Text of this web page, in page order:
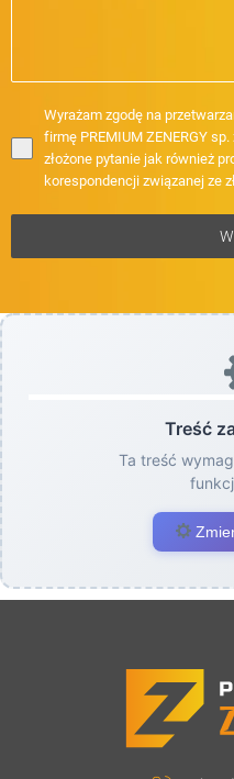
Wyrażam zgodę na
firmę PREMIUM ZENERGY
złożone pytanie jak również
korespondencji związanej ze
Treść
Ta treść